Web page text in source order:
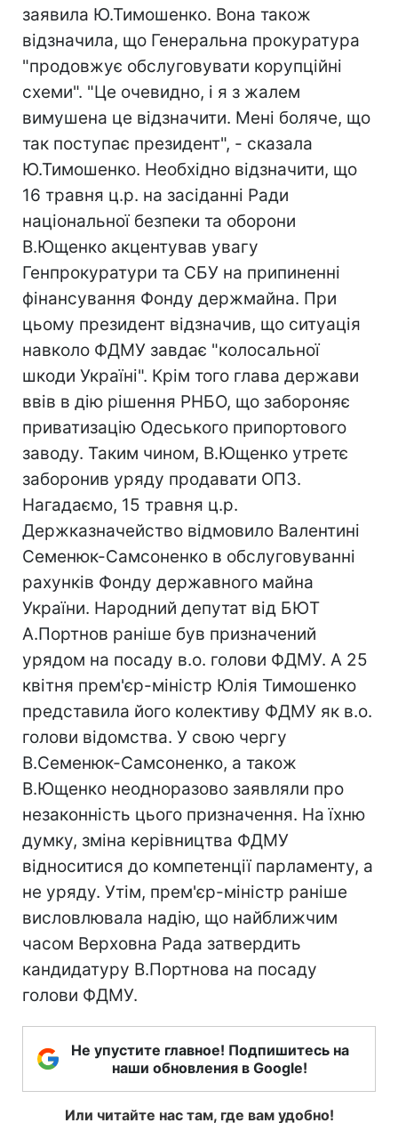
заявила Ю.Тимошенко. Вона також
відзначила, що Генеральна прокуратура
"продовжує обслуговувати корупційні
схеми". "Це очевидно, і я з жалем
вимушена це відзначити. Мені боляче, що
так поступає президент", - сказала
Ю.Тимошенко. Необхідно відзначити, що
16 травня ц.р. на засіданні Ради
національної безпеки та оборони
В.Ющенко акцентував увагу
Генпрокуратури та СБУ на припиненні
фінансування Фонду держмайна. При
цьому президент відзначив, що ситуація
навколо ФДМУ завдає "колосальної
шкоди Україні". Крім того глава держави
ввів в дію рішення РНБО, що забороняє
приватизацію Одеського припортового
заводу. Таким чином, В.Ющенко утретє
заборонив уряду продавати ОПЗ.
Нагадаємо, 15 травня ц.р.
Держказначейство відмовило Валентині
Семенюк-Самсоненко в обслуговуванні
рахунків Фонду державного майна
України. Народний депутат від БЮТ
А.Портнов раніше був призначений
урядом на посаду в.о. голови ФДМУ. А 25
квітня прем'єр-міністр Юлія Тимошенко
представила його колективу ФДМУ як в.о.
голови відомства. У свою чергу
В.Семенюк-Самсоненко, а також
В.Ющенко неодноразово заявляли про
незаконність цього призначення. На їхню
думку, зміна керівництва ФДМУ
відноситися до компетенції парламенту, а
не уряду. Утім, прем'єр-міністр раніше
висловлювала надію, що найближчим
часом Верховна Рада затвердить
кандидатуру В.Портнова на посаду
голови ФДМУ.
Не упустите главное! Подпишитесь на
наши обновления в Google!
Или читайте нас там, где вам удобно!